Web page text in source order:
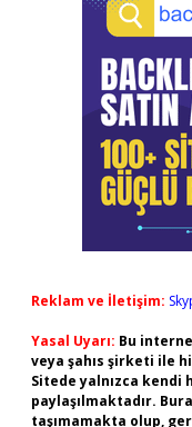
Reklam ve İletişim:
Yasal Uyarı: Bu
veya şahıs şirketi ile
Sitede yalnızca kendi
paylaşılmaktadır.
taşımamakta olup,